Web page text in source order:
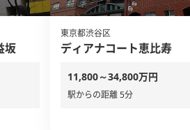
坂
東京都渋谷区
ディアナコート恵比寿
11,800～34,800万円
駅からの距離 5分